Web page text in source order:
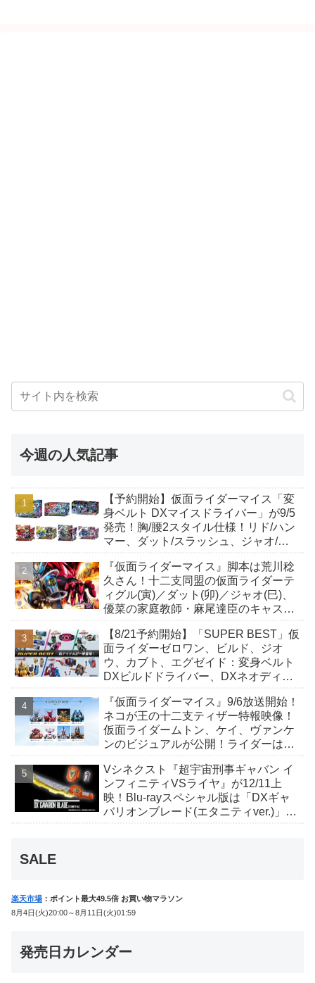
今週の人気記事
【予約開始】仮面ライダーマイス「変
身ベルト DXマイスドライバー」が9/5
発売！胸/腰2スタイル仕様！リド/ハン
マー、ダット/スラッシュ、ジャオ/バ
も！
『仮面ライダーマイス』脚本は荒川稔
久さん！十二支同盟の仮面ライダーテ
ィグル(寅)／ダット(卯)／ジャオ(巳)、
優菜の家庭教師・麻尾達臣のキャスト
んも変身！
【8/21予約開始】「SUPER BEST」仮
面ライダーゼロワン、ビルド、ジオ
ウ、カブト、エグゼイド：変身ベルト
DXビルドドライバー、DXネオディケ
か12点！
『仮面ライダーマイス』9/6放送開始！
ネコが王の十二支ティザー特報映像！
仮面ライダームトン、ケイ、ヴァンケ
ンのビジュアルが公開！ライダーは子
Vシネクスト『超宇宙刑事ギャバン イ
ンフィニティVSライヤ』が12/11上
映！Blu-rayスペシャル版は「DXギャ
バリオンブレード(エタニティver.)」
SALE
楽天市場 ：ポイント最大49.5倍 お買い物マラソン
8月4日(火)20:00～8月11日(火)01:59
発売日カレンダー